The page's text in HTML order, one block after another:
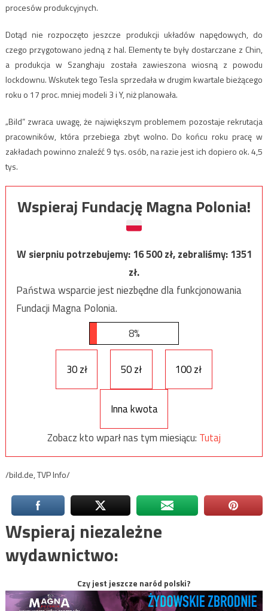
procesów produkcyjnych.
Dotąd nie rozpoczęto jeszcze produkcji układów napędowych, do
czego przygotowano jedną z hal. Elementy te były dostarczane z Chin,
a produkcja w Szanghaju została zawieszona wiosną z powodu
lockdownu. Wskutek tego Tesla sprzedała w drugim kwartale bieżącego
roku o 17 proc. mniej modeli 3 i Y, niż planowała.
„Bild” zwraca uwagę, że największym problemem pozostaje rekrutacja
pracowników, która przebiega zbyt wolno. Do końcu roku pracę w
zakładach powinno znaleźć 9 tys. osób, na razie jest ich dopiero ok. 4,5
tys.
Wspieraj Fundację Magna Polonia!
W sierpniu potrzebujemy:16 500zł, zebraliśmy:1351
zł.
Państwa wsparcie jest niezbędne dla funkcjonowania
Fundacji Magna Polonia.
8%
30 zł 50 zł 100 zł
Inna kwota
Zobacz kto wparł nas tym miesiącu: Tutaj
/bild.de, TVP Info/
Wspieraj niezależne
wydawnictwo:
Czy jest jeszcze naród polski?